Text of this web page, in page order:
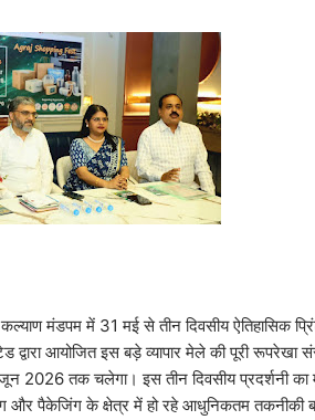
मंडपम में 31 मई से तीन दिवसीय ऐतिहासिक
आयोजित इस बड़े व्यापार मेले की पूरी रूपरेखा
2026 तक चलेगा। इस तीन दिवसीय प्रदर्शनी का
और पैकेजिंग के क्षेत्र में हो रहे आधुनिकतम तकनीकी